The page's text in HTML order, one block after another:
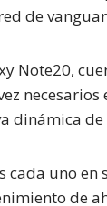
de
Note20,
dinámica
cada uno
de